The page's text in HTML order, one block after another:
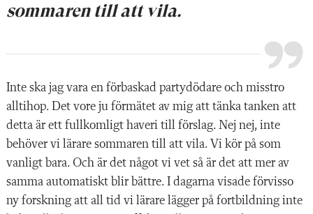
sommaren till att vila.
Inte ska jag vara en förbaskad partydödare och misstro
alltihop. Det vore ju förmätet av mig att tänka tanken att
detta är ett fullkomligt haveri till förslag. Nej nej, inte
behöver vi lärare sommaren till att vila. Vi kör på som
vanligt bara. Och är det något vi vet så är det att mer av
samma automatiskt blir bättre. I dagarna visade förvisso
ny forskning att all tid vi lärare lägger på fortbildning inte